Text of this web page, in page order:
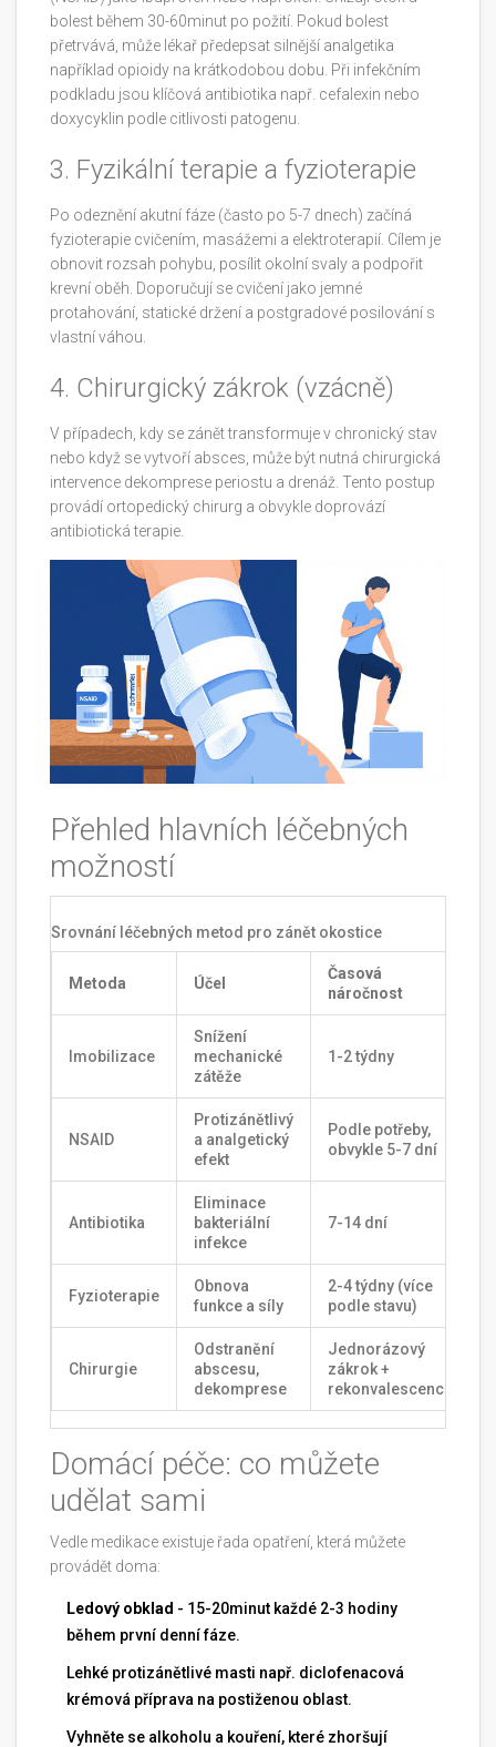
bolest během 30-60minut po požití. Pokud bolest
přetrvává, může lékař předepsat silnější analgetika
například opioidy na krátkodobou dobu. Při infekčním
podkladu jsou klíčová antibiotika např. cefalexin nebo
doxycyklin podle citlivosti patogenu.
3. Fyzikální terapie a fyzioterapie
Po odeznění akutní fáze (často po 5-7 dnech) začíná
fyzioterapie cvičením, masážemi a elektroterapií. Cílem je
obnovit rozsah pohybu, posílit okolní svaly a podpořit
krevní oběh. Doporučují se cvičení jako jemné
protahování, statické držení a postgradové posilování s
vlastní váhou.
4. Chirurgický zákrok (vzácně)
V případech, kdy se zánět transformuje v chronický stav
nebo když se vytvoří absces, může být nutná chirurgická
intervence dekomprese periostu a drenáž. Tento postup
provádí ortopedický chirurg a obvykle doprovází
antibiotická terapie.
Přehled hlavních léčebných
možností
Srovnání léčebných metod pro zánět okostice
Metoda Účel
Časová
náročnost
Imobilizace
Snížení
mechanické
zátěže
1-2 týdny
NSAID
Protizánětlivý
a analgetický
efekt
Podle potřeby,
obvykle 5-7 dní
Antibiotika
Eliminace
bakteriální
infekce
7-14 dní
Fyzioterapie
Obnova
funkce a síly
2-4 týdny (více
podle stavu)
Chirurgie
Odstranění
abscesu,
dekomprese
Jednorázový
zákrok +
rekonvalescence
Domácí péče: co můžete
udělat sami
Vedle medikace existuje řada opatření, která můžete
provádět doma:
Ledový obklad - 15-20minut každé 2-3 hodiny
během první denní fáze.
Lehké protizánětlivé masti např. diclofenacová
krémová příprava na postiženou oblast.
Vyhněte se alkoholu a kouření, které zhoršují